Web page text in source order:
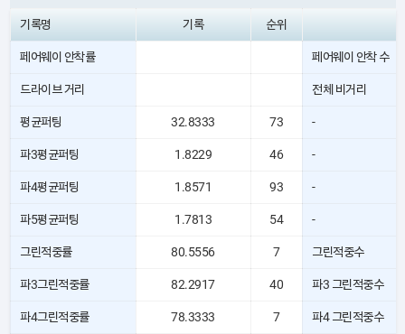
기록명 기록 순위
페어웨이 안착률 페어웨이 안착 수
드라이브 거리 전체 비거리
평균퍼팅 32.8333 73 -
파3평균퍼팅 1.8229 46 -
파4평균퍼팅 1.8571 93 -
파5평균퍼팅 1.7813 54 -
그린적중률 80.5556 7 그린적중수
파3그린적중률 82.2917 40 파3 그린적중수
파4그린적중률 78.3333 7 파4 그린적중수